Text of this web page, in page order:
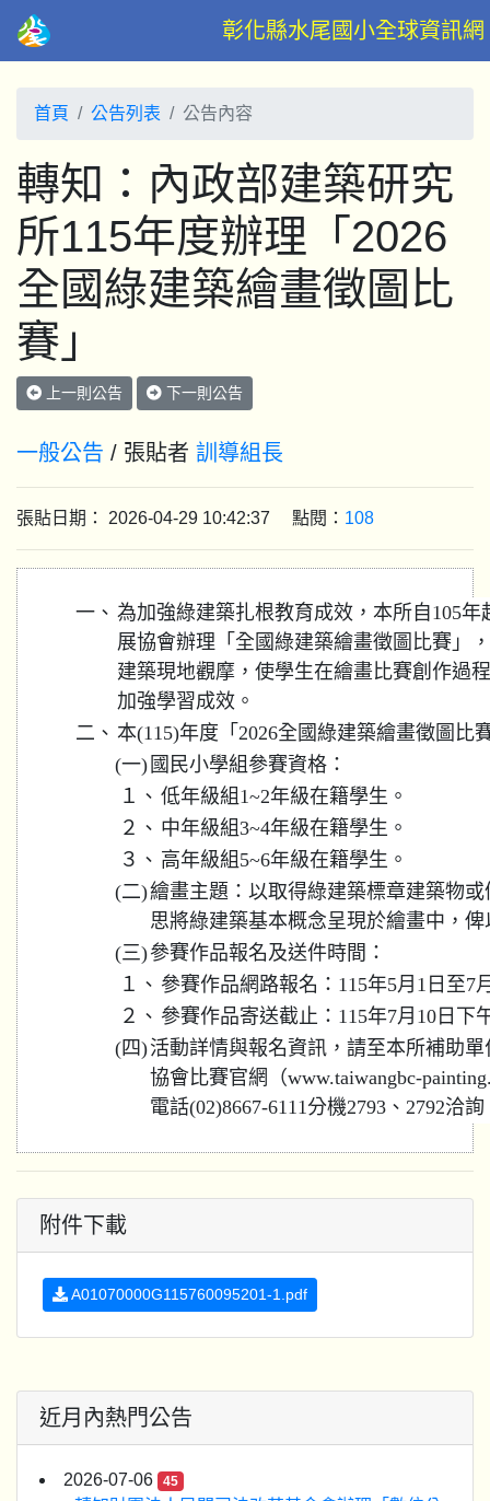
彰化縣水尾國小全球資訊網
首頁 公告列表 公告內容
轉知：內政部建築研究
所115年度辦理「2026
全國綠建築繪畫徵圖比
賽」
上一則公告 下一則公告
一般公告 / 張貼者 訓導組長
張貼日期： 2026-04-29 10:42:37 點閱： 108
一、 為加強綠建築扎根教育成效，本所自105
展協會辦理「全國綠建築繪畫徵圖比賽」
建築現地觀摩，使學生在繪畫比賽創作過
加強學習成效。
二、 本(115)年度「2026全國綠建築繪畫徵圖比
(一) 國民小學組參賽資格：
１、 低年級組1~2年級在籍學生。
２、 中年級組3~4年級在籍學生。
３、 高年級組5~6年級在籍學生。
(二)繪畫主題：以取得綠建築標章建築物
思將綠建築基本概念呈現於繪畫中，
(三)參賽作品報名及送件時間：
１、 參賽作品網路報名：115年5月1日至7
２、 參賽作品寄送截止：115年7月10日下
(四)活動詳情與報名資訊，請至本所補助
協會比賽官網（www.taiwangbc-
電話(02)8667-6111分機2793、2792洽詢
附件下載
A01070000G115760095201-1.pdf
近月內熱門公告
2026-07-06 45